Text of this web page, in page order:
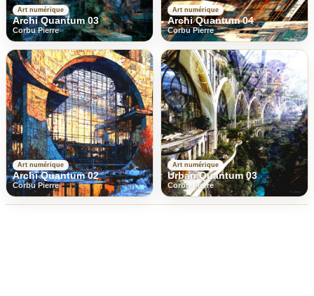
Art numérique
Archi Quantum 03
Corbu Pierre
Art numérique
Archi Quantum 04
Corbu Pierre
Art numérique
Archi Quantum 02
Corbu Pierre
Art numérique
Urban Quantum 03
Corbu Pierre